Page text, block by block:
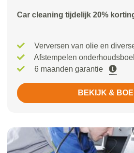
Car cleaning tijdelijk 20%
Verversen van olie en
Afstempelen
6 maanden garantie
BEKIJK &